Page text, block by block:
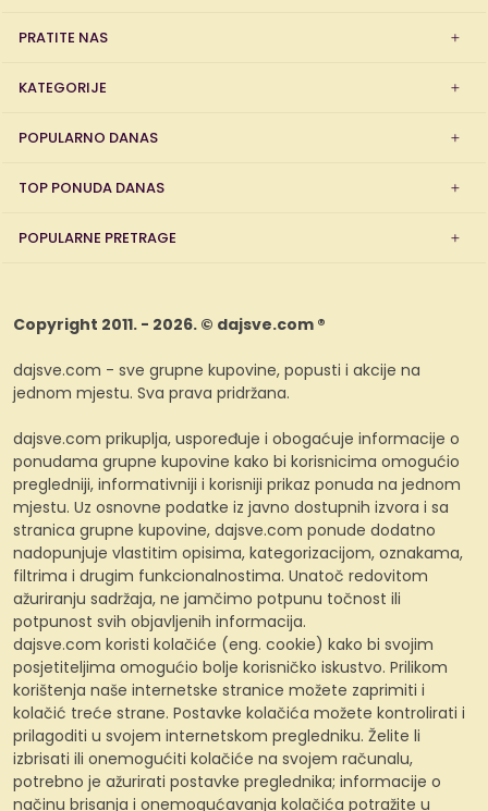
PRATITE NAS
KATEGORIJE
POPULARNO DANAS
TOP PONUDA DANAS
POPULARNE PRETRAGE
Copyright 2011. - 2026. © dajsve.com ®
dajsve.com - sve grupne kupovine, popusti i akcije na
jednom mjestu. Sva prava pridržana.
dajsve.com prikuplja, uspoređuje i obogaćuje informacije o
ponudama grupne kupovine kako bi korisnicima omogućio
pregledniji, informativniji i korisniji prikaz ponuda na jednom
mjestu. Uz osnovne podatke iz javno dostupnih izvora i sa
stranica grupne kupovine, dajsve.com ponude dodatno
nadopunjuje vlastitim opisima, kategorizacijom, oznakama,
filtrima i drugim funkcionalnostima. Unatoč redovitom
ažuriranju sadržaja, ne jamčimo potpunu točnost ili
potpunost svih objavljenih informacija.
dajsve.com koristi kolačiće (eng. cookie) kako bi svojim
posjetiteljima omogućio bolje korisničko iskustvo. Prilikom
korištenja naše internetske stranice možete zaprimiti i
kolačić treće strane. Postavke kolačića možete kontrolirati i
prilagoditi u svojem internetskom pregledniku. Želite li
izbrisati ili onemogućiti kolačiće na svojem računalu,
potrebno je ažurirati postavke preglednika; informacije o
načinu brisanja i onemogućavanja kolačića potražite u